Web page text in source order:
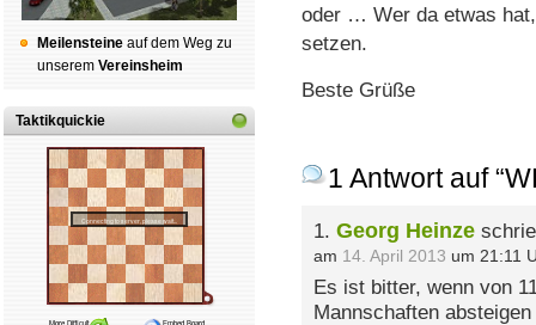
Mei­len­stei­ne auf dem Weg zu
un­se­rem Ver­eins­heim
Taktikquickie
oder … Wer da etwas
setzen.
Beste Grüße
1 Antwort auf
1. Georg Heinze
am 14. April 2013 um 21:11
Es ist bitter, wenn von
Mannschaften